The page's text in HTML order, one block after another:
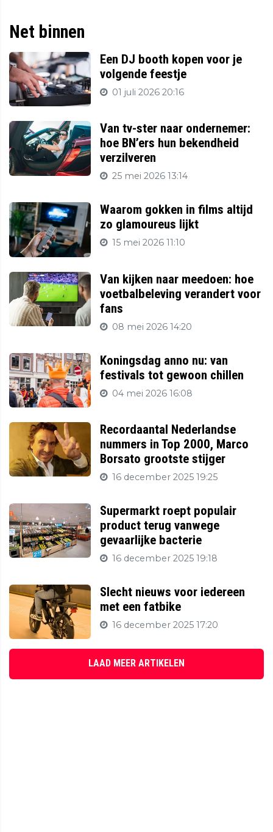
Net binnen
Een DJ booth kopen voor je
volgende feestje
01 juli 2026 20:16
Van tv-ster naar ondernemer:
hoe BN’ers hun bekendheid
verzilveren
25 mei 2026 13:14
Waarom gokken in films altijd
zo glamoureus lijkt
15 mei 2026 11:10
Van kijken naar meedoen: hoe
voetbalbeleving verandert voor
fans
08 mei 2026 14:20
Koningsdag anno nu: van
festivals tot gewoon chillen
04 mei 2026 16:08
Recordaantal Nederlandse
nummers in Top 2000, Marco
Borsato grootste stijger
16 december 2025 19:25
Supermarkt roept populair
product terug vanwege
gevaarlijke bacterie
16 december 2025 19:18
Slecht nieuws voor iedereen
met een fatbike
16 december 2025 17:20
LAAD MEER ARTIKELEN